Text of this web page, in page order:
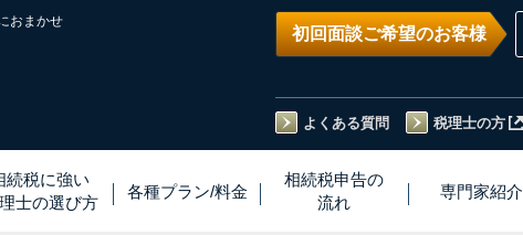
おまかせ
初回面談ご希望のお客様
よくある質問 税理士の方
続税に強い
士の選び方
各種プラン/料金
相続税申告の
流れ
専門家紹介